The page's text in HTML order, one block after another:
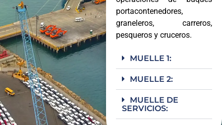
portacontenedores,
graneleros, carreros,
pesqueros y cruceros.
MUELLE 1:
MUELLE 2:
MUELLE DE
SERVICIOS: